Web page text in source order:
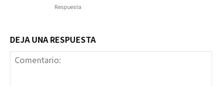
Respuesta
DEJA UNA RESPUESTA